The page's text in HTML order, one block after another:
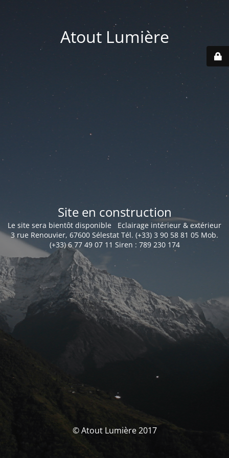
Atout Lumière
Site en construction
Le site sera bientôt disponible Eclairage intérieur & extérieur
3 rue Renouvier, 67600 Sélestat Tél. (+33) 3 90 58 81 05 Mob.
(+33) 6 77 49 07 11 Siren : 789 230 174
© Atout Lumière 2017